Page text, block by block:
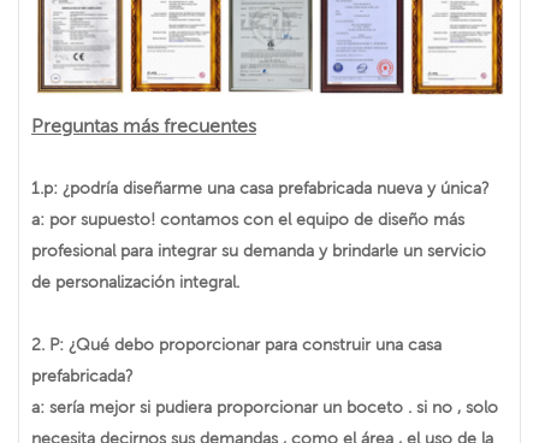
Preguntas más frecuentes
1.p: ¿podría diseñarme una casa prefabricada nueva y única?
a: por supuesto! contamos con el equipo de diseño más
profesional para integrar su demanda y brindarle un servicio
de personalización integral.
2. P: ¿Qué debo proporcionar para construir una casa
prefabricada?
a: sería mejor si pudiera proporcionar un boceto . si no , solo
necesita decirnos sus demandas , como el área , el uso de la